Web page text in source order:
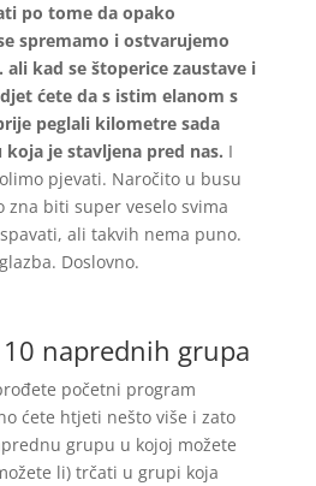
po tome da opako
spremamo i ostvarujemo
kad se štoperice zaustave i
ćete da s istim elanom s
peglali kilometre sada
je stavljena pred nas. I
pjevati. Naročito u busu
zna biti super veselo svima
ali takvih nema puno.
Doslovno.
naprednih grupa
početni program
ćete htjeti nešto više i zato
grupu u kojoj možete
li) trčati u grupi koja